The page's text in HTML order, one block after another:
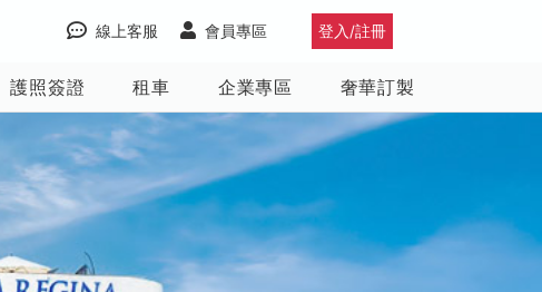
登入/註冊
會員專區
線上客服
護照簽證 租車 企業專區 奢華訂製